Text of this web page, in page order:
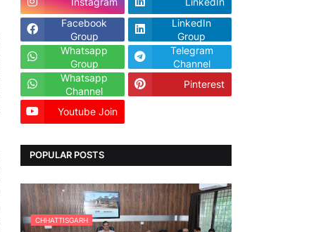
Facebook
Group
LinkedIn
Group
Whatsapp
Group
Telegram
Channel
Whatsapp
Channel
Pinterest
Youtube Join
POPULAR POSTS
CHHATTISGARH